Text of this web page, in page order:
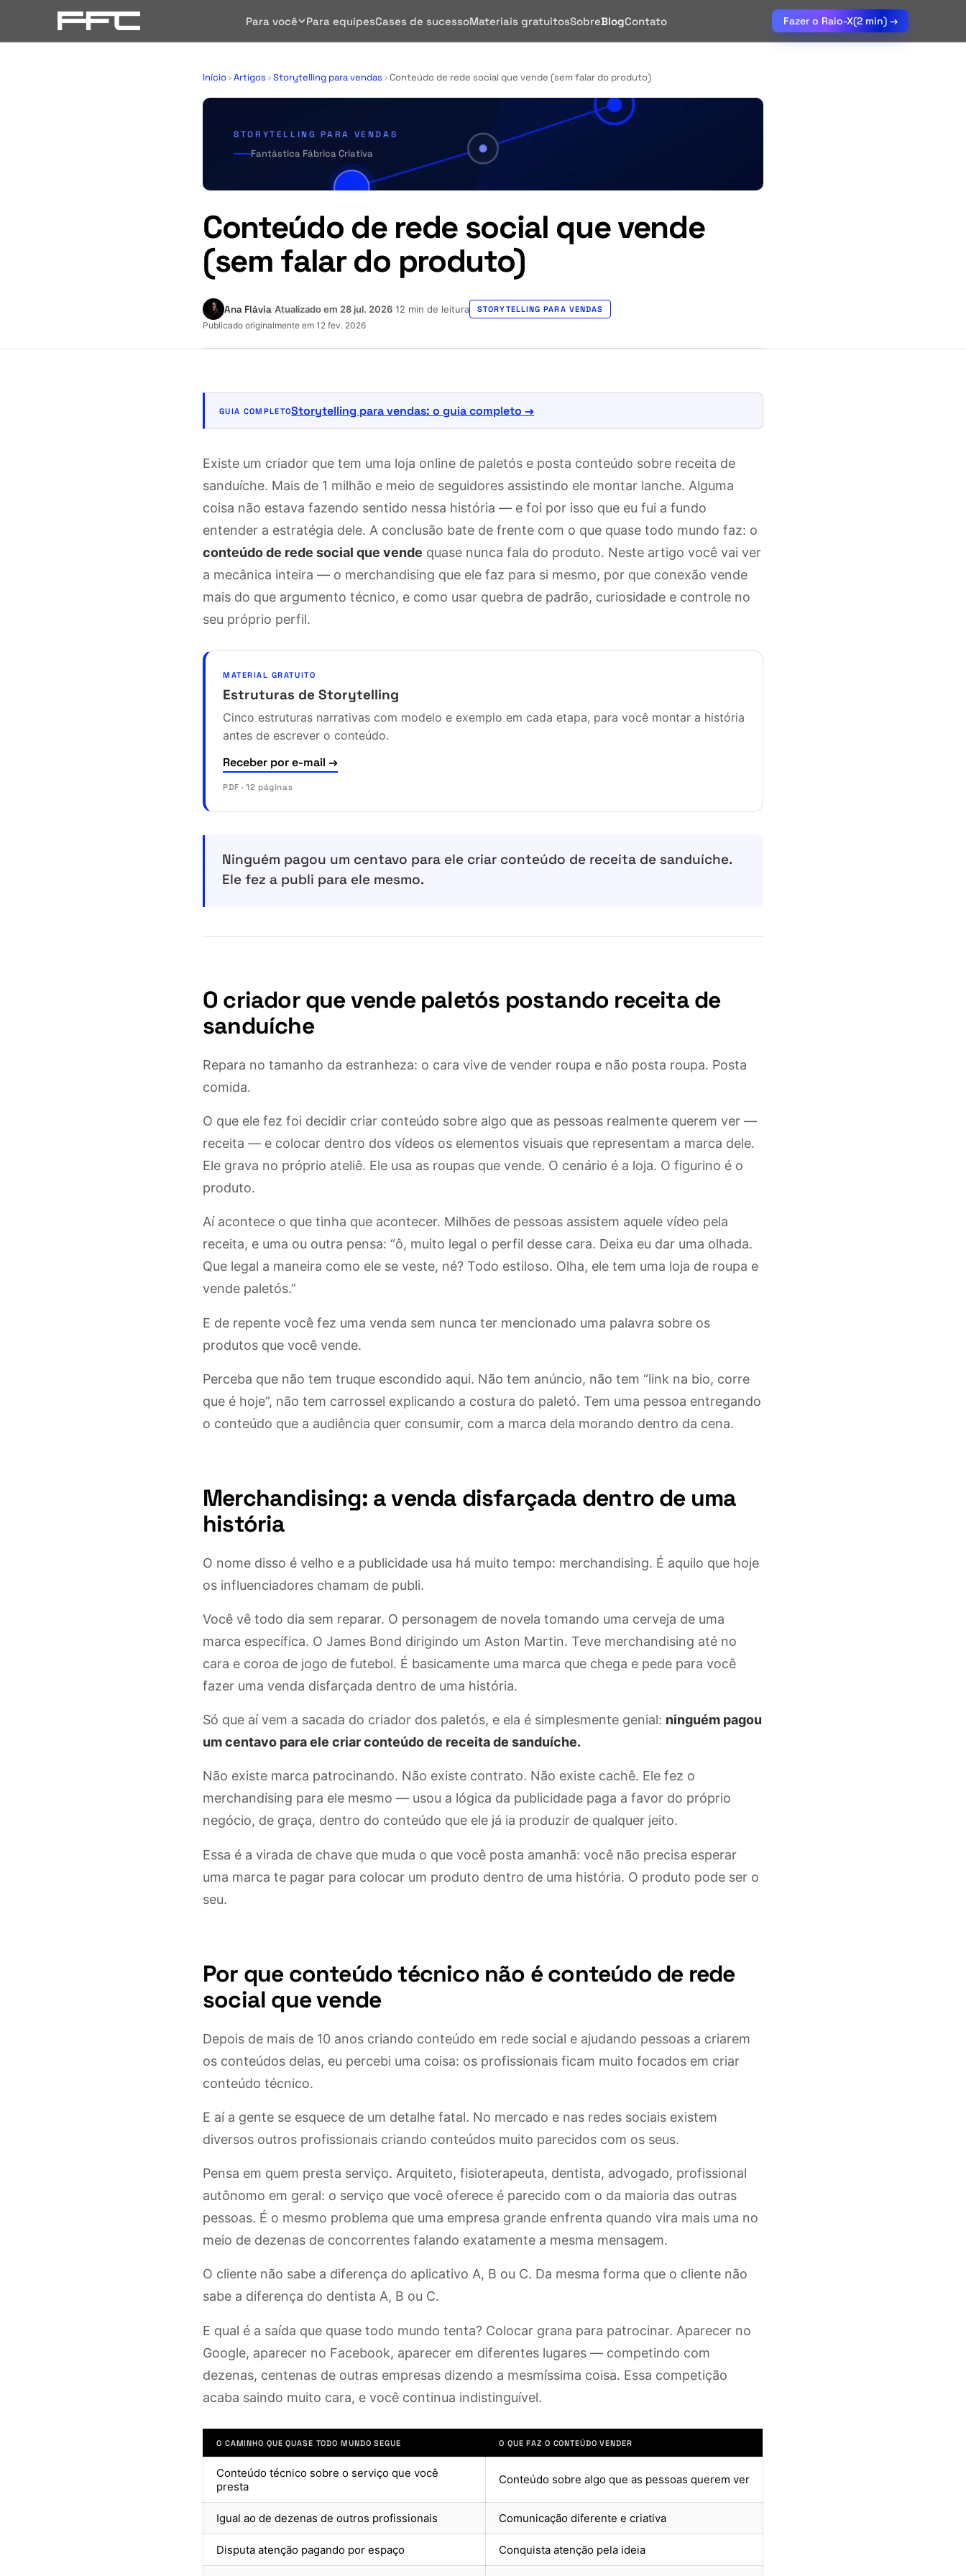
Para você Para equipesCases de sucessoMateriais gratuitosSobreBlogContato Fazer o Raio-X(2 min) →
Início›Artigos›Storytelling para vendas›Conteúdo de rede social que vende (sem falar do produto)
STORYTELLING PARA VENDAS
Fantástica Fábrica Criativa
Conteúdo de rede social que vende
(sem falar do produto)
Ana Flávia·Atualizado em 28 jul. 2026·12 min de leitura STORYTELLING PARA VENDAS
Publicado originalmente em 12 fev. 2026
GUIA COMPLETOStorytelling para vendas: o guia completo
Existe um criador que tem uma loja online de paletós e posta conteúdo sobre receita de
sanduíche. Mais de 1 milhão e meio de seguidores assistindo ele montar lanche. Alguma
coisa não estava fazendo sentido nessa história — e foi por isso que eu fui a fundo
entender a estratégia dele. A conclusão bate de frente com o que quase todo mundo faz: o
conteúdo de rede social que vende quase nunca fala do produto. Neste artigo você vai ver
a mecânica inteira — o merchandising que ele faz para si mesmo, por que conexão vende
mais do que argumento técnico, e como usar quebra de padrão, curiosidade e controle no
seu próprio perfil.
MATERIAL GRATUITO
Estruturas de Storytelling
Cinco estruturas narrativas com modelo e exemplo em cada etapa, para você montar a história
antes de escrever o conteúdo.
Receber por e-mail →
PDF · 12 páginas
Ninguém pagou um centavo para ele criar conteúdo de receita de sanduíche.
Ele fez a publi para ele mesmo.
O criador que vende paletós postando receita de
sanduíche
Repara no tamanho da estranheza: o cara vive de vender roupa e não posta roupa. Posta
comida.
O que ele fez foi decidir criar conteúdo sobre algo que as pessoas realmente querem ver —
receita — e colocar dentro dos vídeos os elementos visuais que representam a marca dele.
Ele grava no próprio ateliê. Ele usa as roupas que vende. O cenário é a loja. O figurino é o
produto.
Aí acontece o que tinha que acontecer. Milhões de pessoas assistem aquele vídeo pela
receita, e uma ou outra pensa: “ô, muito legal o perfil desse cara. Deixa eu dar uma olhada.
Que legal a maneira como ele se veste, né? Todo estiloso. Olha, ele tem uma loja de roupa e
vende paletós.”
E de repente você fez uma venda sem nunca ter mencionado uma palavra sobre os
produtos que você vende.
Perceba que não tem truque escondido aqui. Não tem anúncio, não tem “link na bio, corre
que é hoje”, não tem carrossel explicando a costura do paletó. Tem uma pessoa entregando
o conteúdo que a audiência quer consumir, com a marca dela morando dentro da cena.
Merchandising: a venda disfarçada dentro de uma
história
O nome disso é velho e a publicidade usa há muito tempo: merchandising. É aquilo que hoje
os influenciadores chamam de publi.
Você vê todo dia sem reparar. O personagem de novela tomando uma cerveja de uma
marca específica. O James Bond dirigindo um Aston Martin. Teve merchandising até no
cara e coroa de jogo de futebol. É basicamente uma marca que chega e pede para você
fazer uma venda disfarçada dentro de uma história.
Só que aí vem a sacada do criador dos paletós, e ela é simplesmente genial: ninguém pagou
um centavo para ele criar conteúdo de receita de sanduíche.
Não existe marca patrocinando. Não existe contrato. Não existe cachê. Ele fez o
merchandising para ele mesmo — usou a lógica da publicidade paga a favor do próprio
negócio, de graça, dentro do conteúdo que ele já ia produzir de qualquer jeito.
Essa é a virada de chave que muda o que você posta amanhã: você não precisa esperar
uma marca te pagar para colocar um produto dentro de uma história. O produto pode ser o
seu.
Por que conteúdo técnico não é conteúdo de rede
social que vende
Depois de mais de 10 anos criando conteúdo em rede social e ajudando pessoas a criarem
os conteúdos delas, eu percebi uma coisa: os profissionais ficam muito focados em criar
conteúdo técnico.
E aí a gente se esquece de um detalhe fatal. No mercado e nas redes sociais existem
diversos outros profissionais criando conteúdos muito parecidos com os seus.
Pensa em quem presta serviço. Arquiteto, fisioterapeuta, dentista, advogado, profissional
autônomo em geral: o serviço que você oferece é parecido com o da maioria das outras
pessoas. É o mesmo problema que uma empresa grande enfrenta quando vira mais uma no
meio de dezenas de concorrentes falando exatamente a mesma mensagem.
O cliente não sabe a diferença do aplicativo A, B ou C. Da mesma forma que o cliente não
sabe a diferença do dentista A, B ou C.
E qual é a saída que quase todo mundo tenta? Colocar grana para patrocinar. Aparecer no
Google, aparecer no Facebook, aparecer em diferentes lugares — competindo com
dezenas, centenas de outras empresas dizendo a mesmíssima coisa. Essa competição
acaba saindo muito cara, e você continua indistinguível.
O CAMINHO QUE QUASE TODO MUNDO SEGUE O QUE FAZ O CONTEÚDO VENDER
Conteúdo técnico sobre o serviço que você
presta
Conteúdo sobre algo que as pessoas querem ver
Igual ao de dezenas de outros profissionais Comunicação diferente e criativa
Disputa atenção pagando por espaço Conquista atenção pela ideia